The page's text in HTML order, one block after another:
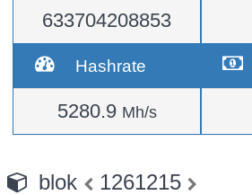
633704208853
Hashrate
5280.9 Mh/s
blok 1261215